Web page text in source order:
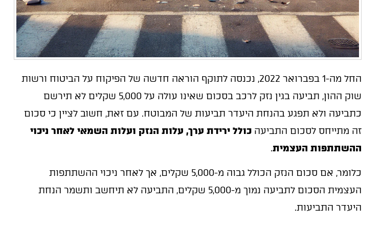
החל מה-1 בפברואר 2022, נכנסה לתוקף הוראה חדשה של הפיקוח על הביטוח ורשות
שוק ההון, תביעה בגין נזק לרכב בסכום שאינו עולה על 5,000 שקלים לא תירשם
כתביעה ולא תפגע בהנחת היעדר תביעות של המבוטח. עם זאת, חשוב לציין כי סכום
זה מתייחס לסכום התביעה כולל ירידת ערך, עלות הנזק ועלות השמאי לאחר ניכוי
ההשתתפות העצמית.
כלומר, אם סכום הנזק הכולל גבוה מ-5,000 שקלים, אך לאחר ניכוי ההשתתפות
העצמית הסכום לתביעה נמוך מ-5,000 שקלים, התביעה לא תיחשב ותשמר הנחת
היעדר התביעות.